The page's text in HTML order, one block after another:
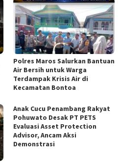
Polres Maros Salurkan Bantuan
Air Bersih untuk Warga
Terdampak Krisis Air di
Kecamatan Bontoa
Anak Cucu Penambang Rakyat
Pohuwato Desak PT PETS
Evaluasi Asset Protection
Advisor, Ancam Aksi
Demonstrasi